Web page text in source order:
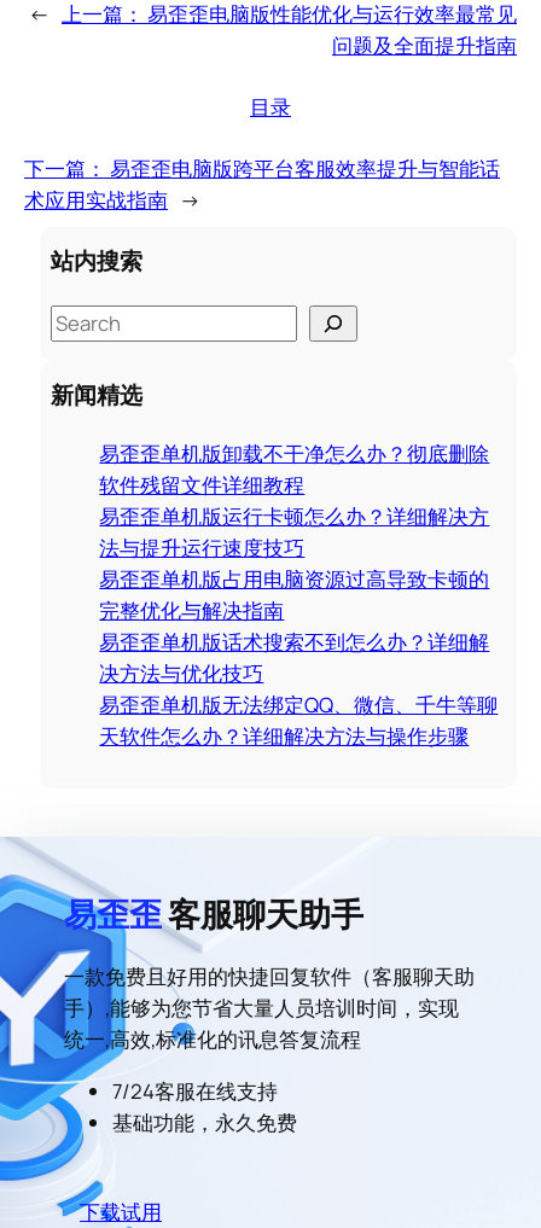
← 上一篇： 易歪歪电脑版性能优化与运行效率最常见
问题及全面提升指南
目录
下一篇： 易歪歪电脑版跨平台客服效率提升与智能话
术应用实战指南 →
站内搜索
S
e
a
r
新闻精选
易歪歪单机版卸载不干净怎么办？彻底删除
软件残留文件详细教程
易歪歪单机版运行卡顿怎么办？详细解决方
法与提升运行速度技巧
易歪歪单机版占用电脑资源过高导致卡顿的
完整优化与解决指南
易歪歪单机版话术搜索不到怎么办？详细解
决方法与优化技巧
易歪歪单机版无法绑定QQ、微信、千牛等聊
天软件怎么办？详细解决方法与操作步骤
易歪歪客服聊天助手
一款免费且好用的快捷回复软件（客服聊天助
手）,能够为您节省大量人员培训时间，实现
统一,高效,标准化的讯息答复流程
7/24客服在线支持
基础功能，永久免费
下载试用